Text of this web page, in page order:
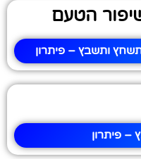
הטעם
ותשבץ – פיתרון
– פיתרון